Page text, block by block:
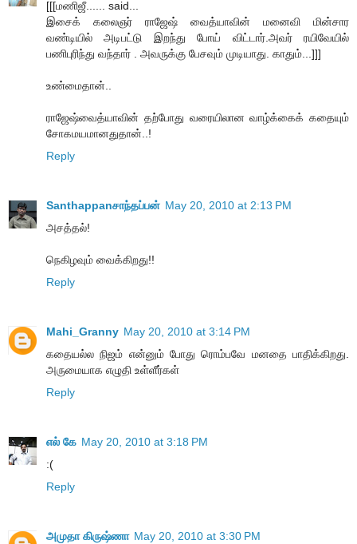
[[[மணிஜீ...... said...
இசைக் கலைஞர் ராஜேஷ் வைத்யாவின் மனைவி மின்சார
வண்டியில் அடிபட்டு இறந்து போய் விட்டார்.அவர் ரயிவேயில்
பணிபுரிந்து வந்தார் . அவருக்கு பேசவும் முடியாது. காதும்...]]]
உண்மைதான்..
ராஜேஷ்வைத்யாவின் தற்போது வரையிலான வாழ்க்கைக் கதையும்
சோகமயமானதுதான்..!
Reply
Santhappanசாந்தப்பன் May 20, 2010 at 2:13 PM
அசத்தல்!
நெகிழவும் வைக்கிறது!!
Reply
Mahi_Granny May 20, 2010 at 3:14 PM
கதையல்ல நிஜம் என்னும் போது ரொம்பவே மனதை பாதிக்கிறது.
அருமையாக எழுதி உள்ளீர்கள்
Reply
எல் கே May 20, 2010 at 3:18 PM
:(
Reply
அமுதா கிருஷ்ணா May 20, 2010 at 3:30 PM